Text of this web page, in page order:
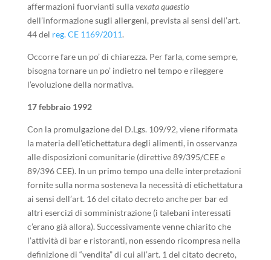
affermazioni fuorvianti sullavexata quaestio
dell’informazione sugli allergeni, prevista ai sensi dell’art.
44 del reg. CE 1169/2011.
Occorre fare un po’ di chiarezza. Per farla, come sempre,
bisogna tornare un po’ indietro nel tempo e rileggere
l’evoluzione della normativa.
17 febbraio 1992
Con la promulgazione del D.Lgs. 109/92, viene riformata
la materia dell’etichettatura degli alimenti, in osservanza
alle disposizioni comunitarie (direttive 89/395/CEE e
89/396 CEE). In un primo tempo una delle interpretazioni
fornite sulla norma sosteneva la necessità di etichettatura
ai sensi dell’art. 16 del citato decreto anche per bar ed
altri esercizi di somministrazione (i talebani interessati
c’erano già allora). Successivamente venne chiarito che
l’attività di bar e ristoranti, non essendo ricompresa nella
definizione di “vendita” di cui all’art. 1 del citato decreto,